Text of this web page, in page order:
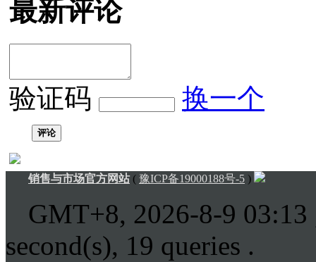
最新评论
验证码 换一个
评论
销售与市场官方网站( 豫ICP备19000188号-5 )
GMT+8, 2026-8-9 03:13
second(s), 19 queries .